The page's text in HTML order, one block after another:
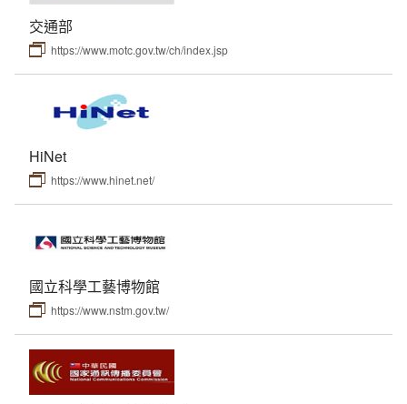
迎向新世紀
交通部
https://www.motc.gov.tw/ch/index.jsp
HiNet
https://www.hinet.net/
國立科學工藝博物館
https://www.nstm.gov.tw/